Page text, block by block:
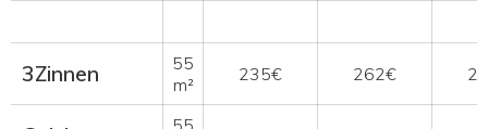
3Zinnen
55
m²
235€ 262€
55